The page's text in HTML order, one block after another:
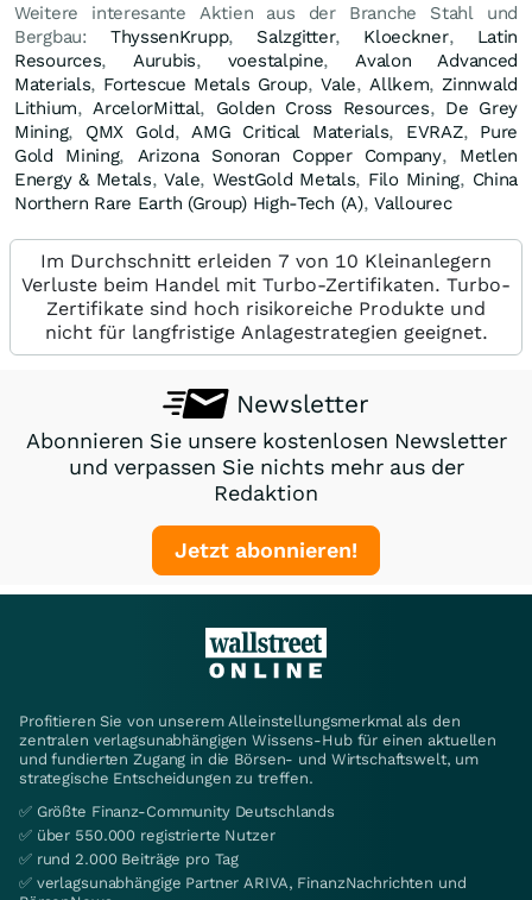
Weitere interesante Aktien aus der Branche Stahl und
Bergbau: ThyssenKrupp, Salzgitter, Kloeckner, Latin
Resources,Aurubis, voestalpine,Avalon Advanced
Materials, Fortescue Metals Group,Vale,Allkem,Zinnwald
Lithium,ArcelorMittal, Golden Cross Resources, De Grey
Mining, QMX Gold,AMG Critical Materials, EVRAZ, Pure
Gold Mining, Arizona Sonoran Copper Company, Metlen
Energy & Metals,Vale, WestGold Metals, Filo Mining, China
Northern Rare Earth (Group) High-Tech (A),Vallourec
Im Durchschnitt erleiden 7 von 10 Kleinanlegern
Verluste beim Handel mit Turbo-Zertifikaten. Turbo-
Zertifikate sind hoch risikoreiche Produkte und
nicht für langfristige Anlagestrategien geeignet.
Newsletter
Abonnieren Sie unsere kostenlosen Newsletter
und verpassen Sie nichts mehr aus der
Redaktion
Jetzt abonnieren!
Profitieren Sie von unserem Alleinstellungsmerkmal als den
zentralen verlagsunabhängigen Wissens-Hub für einen aktuellen
und fundierten Zugang in die Börsen- und Wirtschaftswelt, um
strategische Entscheidungen zu treffen.
✅ Größte Finanz-Community Deutschlands
✅ über 550.000 registrierte Nutzer
✅ rund 2.000 Beiträge pro Tag
✅ verlagsunabhängige Partner ARIVA, FinanzNachrichten und